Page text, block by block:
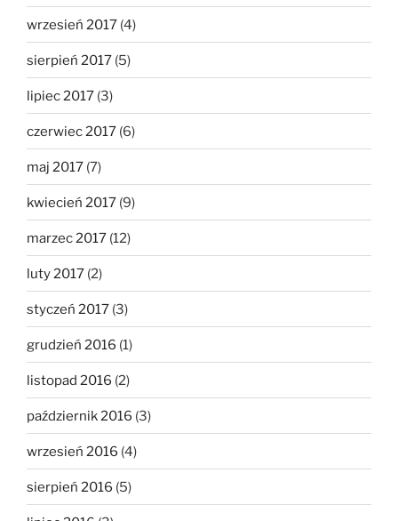
wrzesień 2017 (4)
sierpień 2017 (5)
lipiec 2017 (3)
czerwiec 2017 (6)
maj 2017 (7)
kwiecień 2017 (9)
marzec 2017 (12)
luty 2017 (2)
styczeń 2017 (3)
grudzień 2016 (1)
listopad 2016 (2)
październik 2016 (3)
wrzesień 2016 (4)
sierpień 2016 (5)